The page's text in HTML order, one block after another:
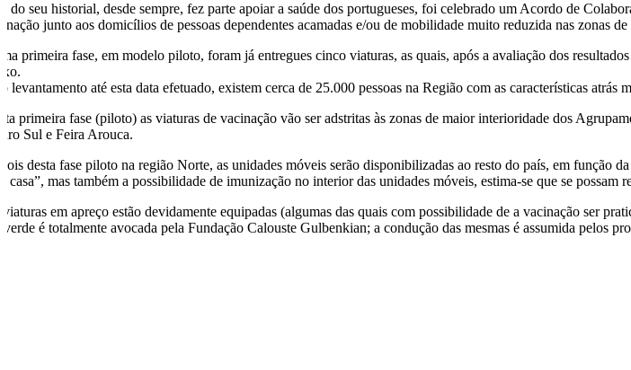
do seu historial, desde sempre, fez parte apoiar a saúde dos portugueses, foi celebrado um Acordo de
junto aos domicílios de pessoas dependentes acamadas e/ou de mobilidade muito reduzida nas zonas
primeira fase, em modelo piloto, foram já entregues cinco viaturas, as quais, após a avaliação dos
levantamento até esta data efetuado, existem cerca de 25.000 pessoas na Região com as características atrás
primeira fase (piloto) as viaturas de vacinação vão ser adstritas às zonas de maior interioridade dos
Sul e Feira Arouca.
desta fase piloto na região Norte, as unidades móveis serão disponibilizadas ao resto do país, em função
casa”, mas também a possibilidade de imunização no interior das unidades móveis, estima-se que se possam
em apreço estão devidamente equipadas (algumas das quais com possibilidade de a vacinação ser
verde é totalmente avocada pela Fundação Calouste Gulbenkian; a condução das mesmas é assumida pelos